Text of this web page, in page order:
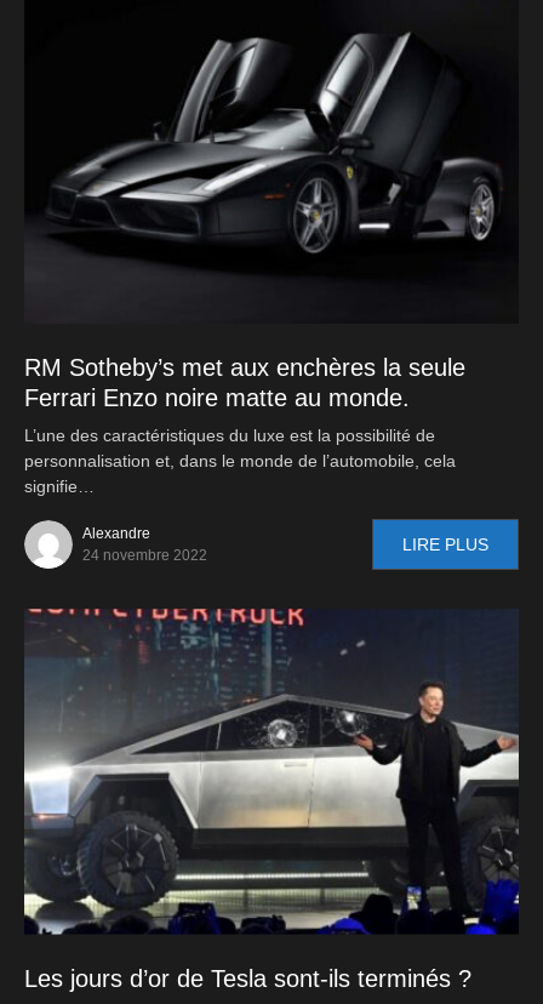
RM Sotheby’s met aux enchères la seule
Ferrari Enzo noire matte au monde.
L’une des caractéristiques du luxe est la possibilité de
personnalisation et, dans le monde de l’automobile, cela
signifie…
Alexandre
24 novembre 2022
LIRE PLUS
Les jours d’or de Tesla sont-ils terminés ?